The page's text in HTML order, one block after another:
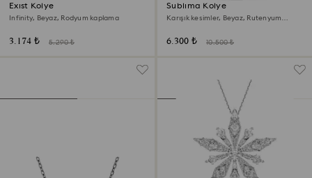
Exist Kolye
Infinity, Beyaz, Rodyum kaplama
3.174 ₺ 5.290 ₺
Sublima Kolye
Karışık kesimler, Beyaz, Rutenyum
6.300 ₺ 10.500 ₺